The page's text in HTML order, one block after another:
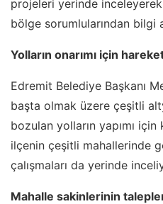
projeleri yerinde
bölge sorumlularından bilgi
Yolların onarımı için
Edremit Belediye Başkanı
başta olmak üzere çeşitli
bozulan yolların yapımı için
ilçenin çeşitli mahallerinde
çalışmaları da yerinde
Mahalle sakinlerinin